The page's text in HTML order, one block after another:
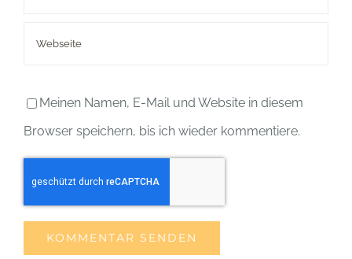
Meinen Namen, E-Mail und Website in diesem
Browser speichern, bis ich wieder kommentiere.